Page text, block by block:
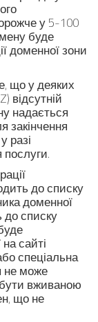
у 5-100
буде
доменної зони
що у деяких
відсутній
надається
закінчення
разі
послуги.
до списку
доменної
до списку
сайті
спеціальна
не може
вживаною
що не